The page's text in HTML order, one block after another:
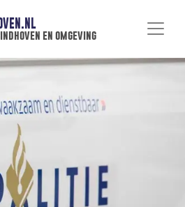
en omgeving